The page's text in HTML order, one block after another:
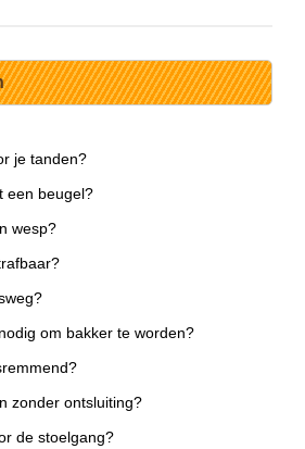
je tanden?
een beugel?
wesp?
om bakker te worden?
zonder ontsluiting?
de stoelgang?